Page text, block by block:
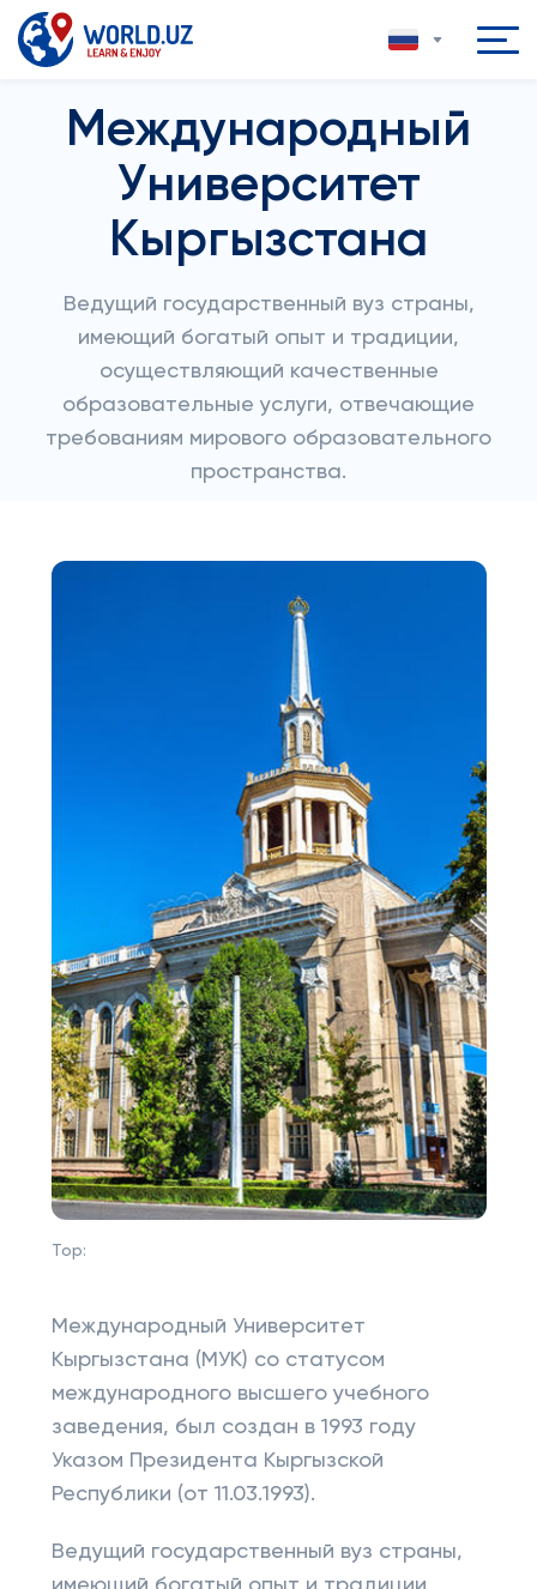
Международный
Университет
Кыргызстана
Ведущий государственный вуз страны,
имеющий богатый опыт и традиции,
осуществляющий качественные
образовательные услуги, отвечающие
требованиям мирового образовательного
пространства.
Top:
Международный Университет
Кыргызстана (МУК) со статусом
международного высшего учебного
заведения, был создан в 1993 году
Указом Президента Кыргызской
Республики (от 11.03.1993).
Ведущий государственный вуз страны,